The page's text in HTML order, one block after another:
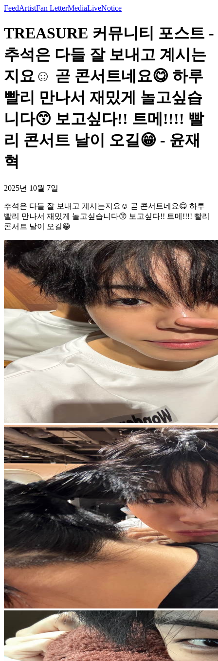
FeedArtistFan LetterMediaLiveNotice
TREASURE 커뮤니티 포스트 -
추석은 다들 잘 보내고 계시는
지요☺️ 곧 콘서트네요😋 하루
빨리 만나서 재밌게 놀고싶습
니다😙 보고싶다!! 트메!!!! 빨
리 콘서트 날이 오길😁 - 윤재
혁
2025년 10월 7일
추석은 다들 잘 보내고 계시는지요☺️ 곧 콘서트네요😋 하루
빨리 만나서 재밌게 놀고싶습니다😙 보고싶다!! 트메!!!! 빨리
콘서트 날이 오길😁